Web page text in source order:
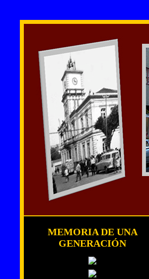
MEMORIA DE UNA
GENERACIÓN